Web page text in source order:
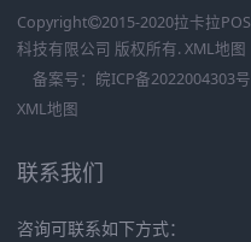
Copyright 2015-2020拉卡拉
科技有限公司 版权所有. XML地图
备案号： 皖ICP备2022004303号
XML地图
联系我们
咨询可联系如下方式：